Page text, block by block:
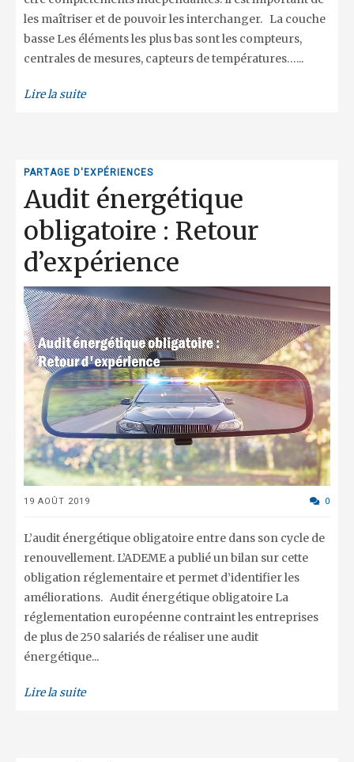
les maîtriser et de pouvoir les interchanger. La couche
basse Les éléments les plus bas sont les compteurs,
centrales de mesures, capteurs de températures…...
Lire la suite
PARTAGE D'EXPÉRIENCES
Audit énergétique
obligatoire : Retour
d’expérience
19 AOÛT 2019 0
L’audit énergétique obligatoire entre dans son cycle de
renouvellement. L’ADEME a publié un bilan sur cette
obligation réglementaire et permet d’identifier les
améliorations. Audit énergétique obligatoire La
réglementation européenne contraint les entreprises
de plus de 250 salariés de réaliser une audit
énergétique...
Lire la suite